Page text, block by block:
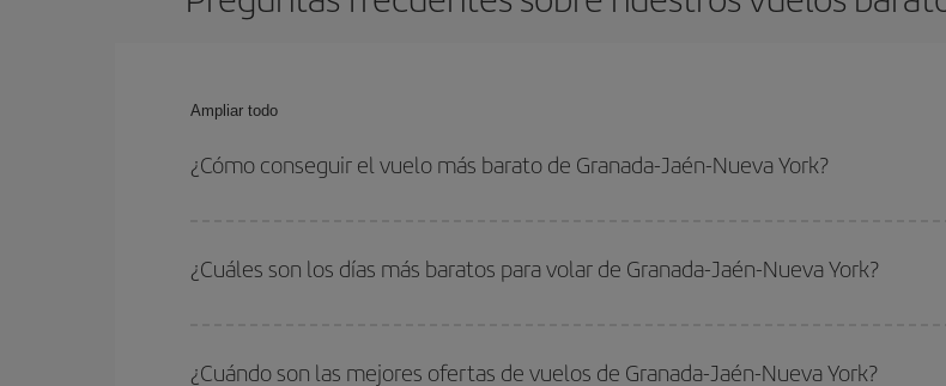
Ampliar todo
¿Cómo conseguir el vuelo más barato de Granada-Jaén-Nueva York?
flexible con las fechas y horarios de ida y vuelta.
¿Cuáles son los días más baratos para volar de Granada-Jaén-Nueva York?
quieres ir y en qué fechas habías pensado viajar. Te mostraremos los vuelos más baratos, no solo
¿Cuándo son las mejores ofertas de vuelos de Granada-Jaén-Nueva York?